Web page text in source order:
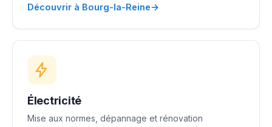
Découvrir à Bourg-la-Reine→
Électricité
Mise aux normes, dépannage et rénovation